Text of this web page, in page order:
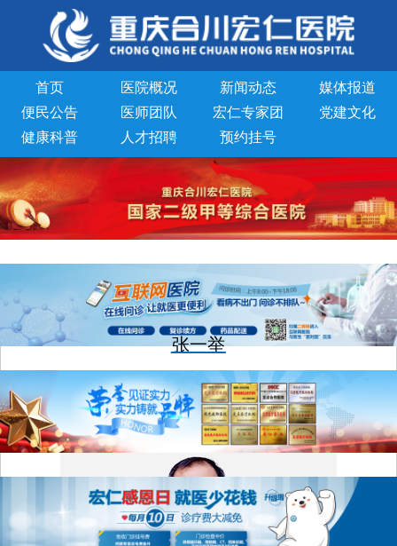
首页 医院概况 新闻动态
媒体报道
便民公告
医师团队 宏仁专家团
党建文化
健康科普
人才招聘 预约挂号
张一举
文章来源：重庆宏仁医院发表时间：2024-01-30浏览次数: